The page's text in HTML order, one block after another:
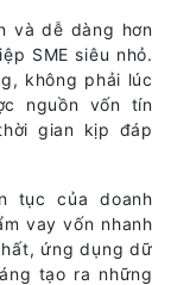
và dễ dàng hơn
SME siêu nhỏ.
không phải lúc
nguồn vốn tín
gian kịp đáp
tục của doanh
vay vốn nhanh
ứng dụng dữ
tạo ra những